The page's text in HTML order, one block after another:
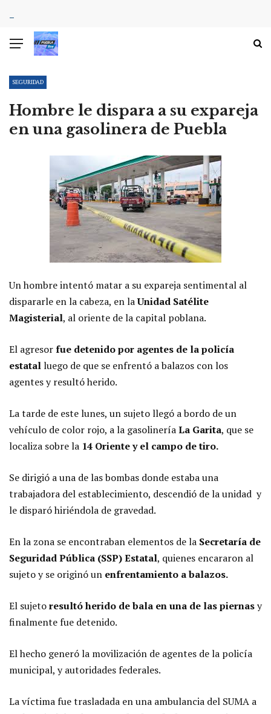
SEGURIDAD
Hombre le dispara a su expareja
en una gasolinera de Puebla
Un hombre intentó matar a su expareja sentimental al
dispararle en la cabeza, en laUnidad Satélite
Magisterial, al oriente de la capital poblana.
El agresorfue detenido por agentes de la policía
estatalluego de que se enfrentó a balazos con los
agentes y resultó herido.
La tarde de este lunes, un sujeto llegó a bordo de un
vehículo de color rojo, a la gasolineríaLa Garita, que se
localiza sobre la 14 Oriente y el campo de tiro.
Se dirigió a una de las bombas donde estaba una
trabajadora del establecimiento, descendió de la unidad y
le disparó hiriéndola de gravedad.
En la zona se encontraban elementos de la Secretaría de
Seguridad Pública (SSP) Estatal, quienes encararon al
sujeto y se originó un enfrentamiento a balazos.
El sujetoresultó herido de bala en una de las piernasy
finalmente fue detenido.
El hecho generó la movilización de agentes de la policía
municipal, y autoridades federales.
La víctima fue trasladada en una ambulancia del SUMA a